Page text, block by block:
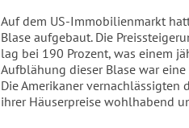
Auf dem US-Immobilienmarkt
Blase aufgebaut. Die
lag bei 190 Prozent, was einem
Aufblähung dieser Blase war
Die Amerikaner vernachlässigten
ihrer Häuserpreise wohlhabend